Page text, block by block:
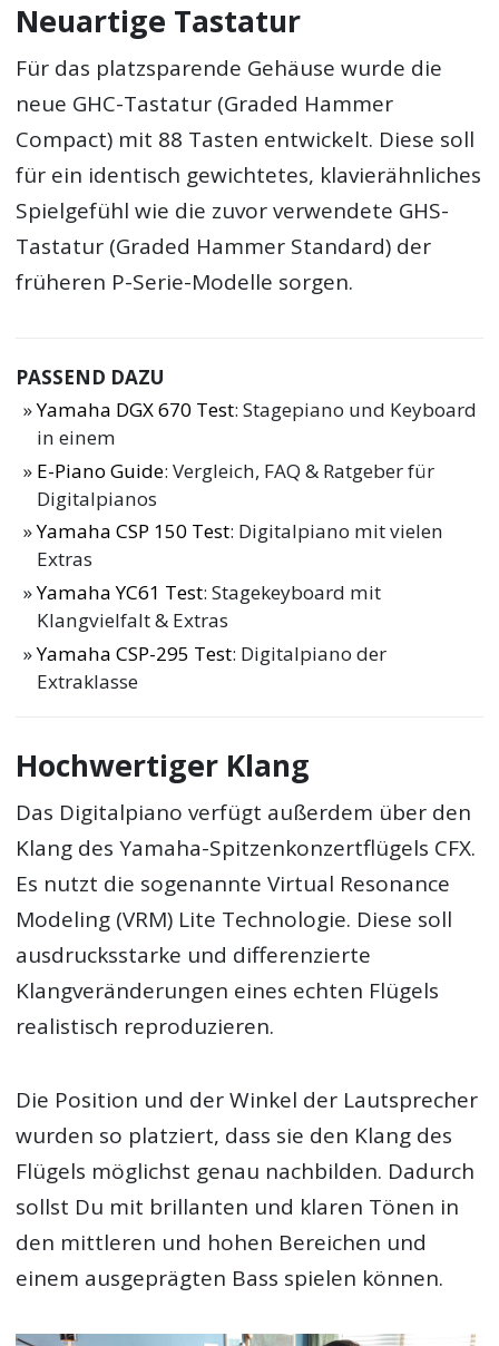
Neuartige Tastatur
Für das platzsparende Gehäuse wurde die
neue GHC-Tastatur (Graded Hammer
Compact) mit 88 Tasten entwickelt. Diese soll
für ein identisch gewichtetes, klavierähnliches
Spielgefühl wie die zuvor verwendete GHS-
Tastatur (Graded Hammer Standard) der
früheren P-Serie-Modelle sorgen.
PASSEND DAZU
Yamaha DGX 670 Test: Stagepiano und Keyboard
in einem
E-Piano Guide: Vergleich, FAQ & Ratgeber für
Digitalpianos
Yamaha CSP 150 Test: Digitalpiano mit vielen
Extras
Yamaha YC61 Test: Stagekeyboard mit
Klangvielfalt & Extras
Yamaha CSP-295 Test: Digitalpiano der
Extraklasse
Hochwertiger Klang
Das Digitalpiano verfügt außerdem über den
Klang des Yamaha-Spitzenkonzertflügels CFX.
Es nutzt die sogenannte Virtual Resonance
Modeling (VRM) Lite Technologie. Diese soll
ausdrucksstarke und differenzierte
Klangveränderungen eines echten Flügels
realistisch reproduzieren.
Die Position und der Winkel der Lautsprecher
wurden so platziert, dass sie den Klang des
Flügels möglichst genau nachbilden. Dadurch
sollst Du mit brillanten und klaren Tönen in
den mittleren und hohen Bereichen und
einem ausgeprägten Bass spielen können.